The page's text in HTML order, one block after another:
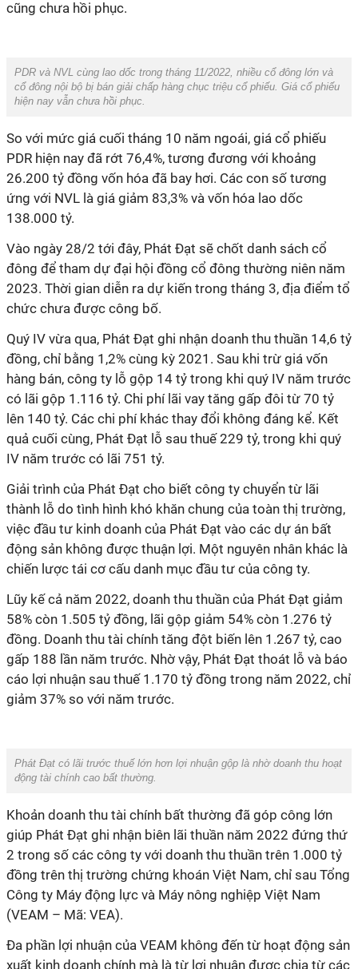
cũng chưa hồi phục.
PDR và NVL cùng lao dốc trong tháng 11/2022, nhiều cổ đông lớn và
cổ đông nội bộ bị bán giải chấp hàng chục triệu cổ phiếu. Giá cổ phiếu
hiện nay vẫn chưa hồi phục.
So với mức giá cuối tháng 10 năm ngoái, giá cổ phiếu
PDR hiện nay đã rớt 76,4%, tương đương với khoảng
26.200 tỷ đồng vốn hóa đã bay hơi. Các con số tương
ứng với NVL là giá giảm 83,3% và vốn hóa lao dốc
138.000 tỷ.
Vào ngày 28/2 tới đây, Phát Đạt sẽ chốt danh sách cổ
đông để tham dự đại hội đồng cổ đông thường niên năm
2023. Thời gian diễn ra dự kiến trong tháng 3, địa điểm tổ
chức chưa được công bố.
Quý IV vừa qua, Phát Đạt ghi nhận doanh thu thuần 14,6 tỷ
đồng, chỉ bằng 1,2% cùng kỳ 2021. Sau khi trừ giá vốn
hàng bán, công ty lỗ gộp 14 tỷ trong khi quý IV năm trước
có lãi gộp 1.116 tỷ. Chi phí lãi vay tăng gấp đôi từ 70 tỷ
lên 140 tỷ. Các chi phí khác thay đổi không đáng kể. Kết
quả cuối cùng, Phát Đạt lỗ sau thuế 229 tỷ, trong khi quý
IV năm trước có lãi 751 tỷ.
Giải trình của Phát Đạt cho biết công ty chuyển từ lãi
thành lỗ do tình hình khó khăn chung của toàn thị trường,
việc đầu tư kinh doanh của Phát Đạt vào các dự án bất
động sản không được thuận lợi. Một nguyên nhân khác là
chiến lược tái cơ cấu danh mục đầu tư của công ty.
Lũy kế cả năm 2022, doanh thu thuần của Phát Đạt giảm
58% còn 1.505 tỷ đồng, lãi gộp giảm 54% còn 1.276 tỷ
đồng. Doanh thu tài chính tăng đột biến lên 1.267 tỷ, cao
gấp 188 lần năm trước. Nhờ vậy, Phát Đạt thoát lỗ và báo
cáo lợi nhuận sau thuế 1.170 tỷ đồng trong năm 2022, chỉ
giảm 37% so với năm trước.
Phát Đạt có lãi trước thuế lớn hơn lợi nhuận gộp là nhờ doanh thu hoạt
động tài chính cao bất thường.
Khoản doanh thu tài chính bất thường đã góp công lớn
giúp Phát Đạt ghi nhận biên lãi thuần năm 2022 đứng thứ
2 trong số các công ty với doanh thu thuần trên 1.000 tỷ
đồng trên thị trường chứng khoán Việt Nam, chỉ sau Tổng
Công ty Máy động lực và Máy nông nghiệp Việt Nam
(VEAM – Mã: VEA).
Đa phần lợi nhuận của VEAM không đến từ hoạt động sản
xuất kinh doanh chính mà là từ lợi nhuận được chia từ các